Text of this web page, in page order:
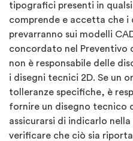
tipografici presenti in
comprende e accetta che i
prevarranno sui modelli
concordato nel Preventivo
non è responsabile delle
i disegni tecnici 2D. Se un
tolleranze specifiche, è
fornire un disegno tecnico
assicurarsi di indicarlo
verificare che ciò sia